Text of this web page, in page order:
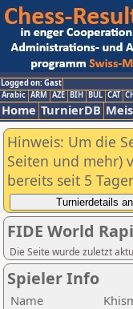
Logged on: Gast
Arabic ARM AZE BIH BUL CAT
Home TurnierDB
Hinweis: Um die
Seiten und mehr)
bereits seit 5
FIDE World
Die Seite wurde zuletzt
Spieler Info
Name